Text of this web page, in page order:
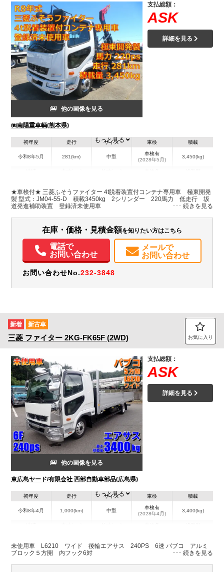
他の画像を見る
㈱南陽重車輌(熊本県)
支払総額：
ASK
詳細を見る
初年度
令和8年5月
走行
281(km)
サイズ
中型
車検
車検有
(2028年5月)
積載
3,450(kg)
熊本県
W:2,210
H:2,410
無
パワステ パワーウィンドウ 電動格納ミラー
バックモニター
取扱説明書（一部含む）
メンテナンスノート（保証書） PMマフラー
もっと見る
★車検付★ 三菱ふそうファイター 4t脱着装置付コンテナ専用車 極東開発
製 型式：JM04-55-D 積載3450kg 2シリンダー 220馬力 低走行 坂
道発進補助装置 登録済未使用車
在庫・価格・見積金額を知りたい方はこちら
電話で
お問い合わせ
メールで
お問い合わせ
お問い合わせNo.232-3848
新着 新古車
三菱 ファイター 2KG-FK65F (2WD) お気に入り
他の画像を見る
東広島ヤード/有限会社 西部自動車部品(広島県)
支払総額：
ASK
詳細を見る
初年度
令和8年4月
走行
1,000(km)
サイズ
中型
車検
車検有
(2028年4月)
積載
3,400(kg)
広島県
W:2,360
H:600
W:2,490
H:2,490
無
もっと見る
未使用車 L6210 ワイド 後輪エアサス 240PS 6速 パブコ アルミ
ブロック５方開 内フック6対